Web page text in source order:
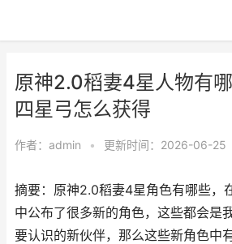
原神2.0稻妻4星人物有
四星弓怎么获得
作者： admin • 更新时间：2026-06-25
摘要：原神2.0稻妻4星角色有哪些，
中公布了很多新的角色，这些都会是
要认识的新伙伴，那么这些新角色中